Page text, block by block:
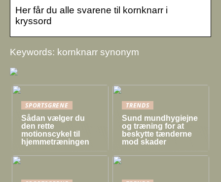
Her får du alle svarene til kornknarr i
kryssord
Keywords: kornknarr synonym
SPORTSGRENE
Sådan vælger du
den rette
motionscykel til
hjemmetræningen
TRENDS
Sund mundhygiejne
og træning for at
beskytte tænderne
mod skader